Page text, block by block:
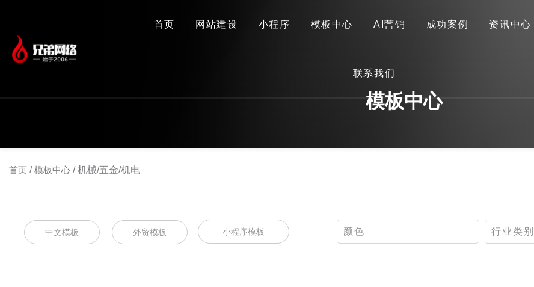
首页 网站建设 小程序 模板中心 AI营销 成功案例 资讯中心
联系我们
首页 关于我们 网站建设 小程序 模板中心
模板中心
首页 /模板中心 /机械/五金/机电
中文模板 外贸模板 小程序模板 颜色 行业类别